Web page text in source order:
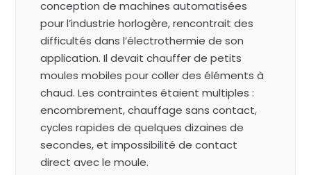
conception de machines automatisées
pour l’industrie horlogère, rencontrait des
difficultés dans l’électrothermie de son
application. Il devait chauffer de petits
moules mobiles pour coller des éléments à
chaud. Les contraintes étaient multiples :
encombrement, chauffage sans contact,
cycles rapides de quelques dizaines de
secondes, et impossibilité de contact
direct avec le moule.